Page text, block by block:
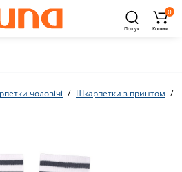
Пошук
0
Кошик
чоловічі Шкарпетки з принтом